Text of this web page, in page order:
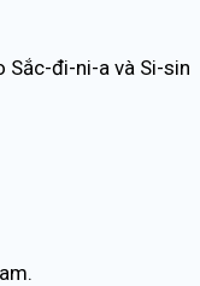
Sắc-đi-ni-a và Si-sin